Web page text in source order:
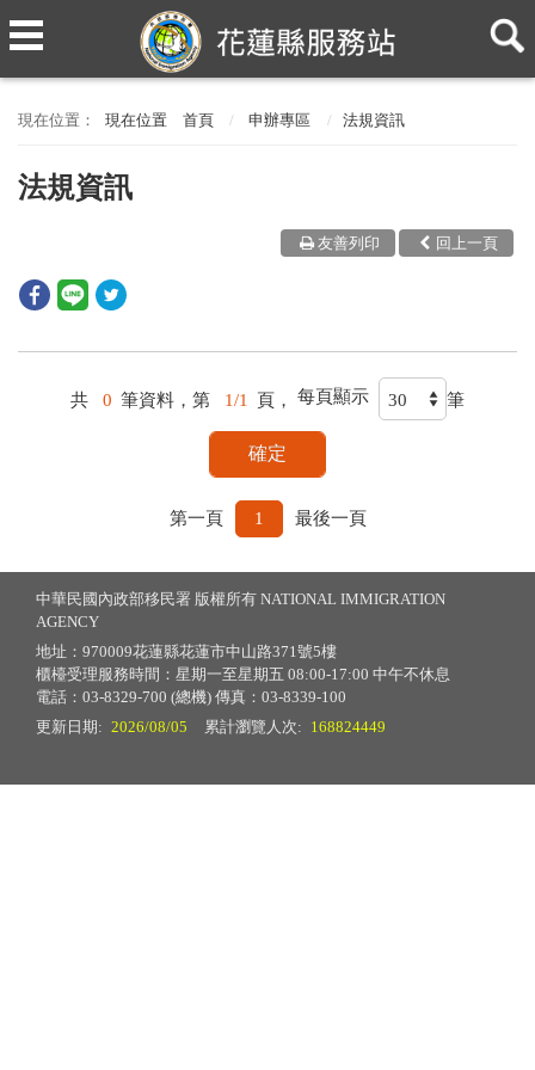
現在位置 首頁 申辦專區 法規資訊
法規資訊
回上一頁
友善列印
共 0 筆資料，第 1/1 頁， 每頁顯示 筆
第一頁 1 最後一頁
中華民國內政部移民署 版權所有 NATIONAL IMMIGRATION
AGENCY
地址：970009花蓮縣花蓮市中山路371號5樓
櫃檯受理服務時間：星期一至星期五 08:00-17:00 中午不休息
電話：03-8329-700 (總機) 傳真：03-8339-100
更新日期: 2026/08/05 累計瀏覽人次: 168824449